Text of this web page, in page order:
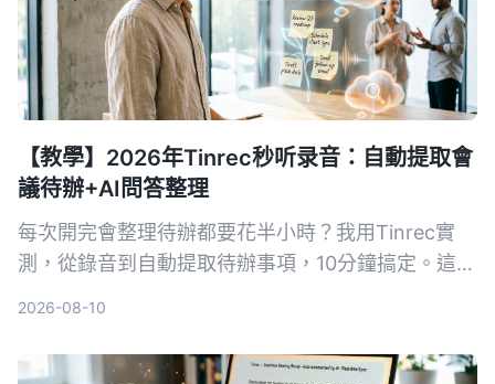
【教學】2026年Tinrec秒听录音：自動提取會
議待辦+AI問答整理
每次開完會整理待辦都要花半小時？我用Tinrec實
測，從錄音到自動提取待辦事項，10分鐘搞定。這篇
2026-08-10